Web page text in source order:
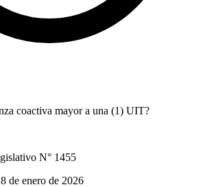
coactiva mayor a una (1) UIT?
N° 1455
8 de enero de 2026